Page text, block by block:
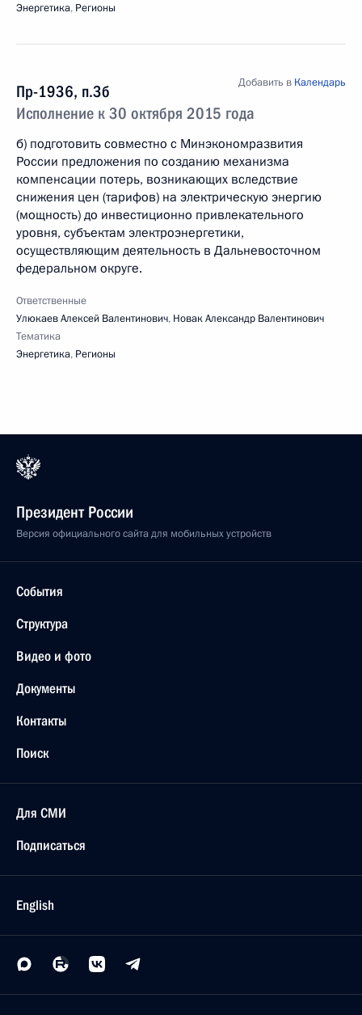
Энергетика, Регионы
Пр-1936, п.3б
Исполнение к 30 октября 2015 года
Добавить в Календарь
б) подготовить совместно с Минэкономразвития
России предложения по созданию механизма
компенсации потерь, возникающих вследствие
снижения цен (тарифов) на электрическую энергию
(мощность) до инвестиционно привлекательного
уровня, субъектам электроэнергетики,
осуществляющим деятельность в Дальневосточном
федеральном округе.
Ответственные
Улюкаев Алексей Валентинович, Новак Александр Валентинович
Тематика
Энергетика, Регионы
Президент России
Версия официального сайта для мобильных устройств
События
Структура
Видео и фото
Документы
Контакты
Поиск
Для СМИ
Подписаться
English